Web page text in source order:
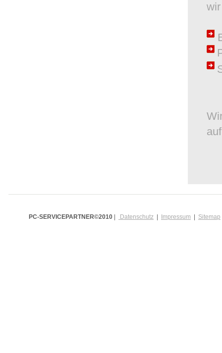
PC-SERVICEPARTNER©2010 Datenschutz Impressum Sitemap